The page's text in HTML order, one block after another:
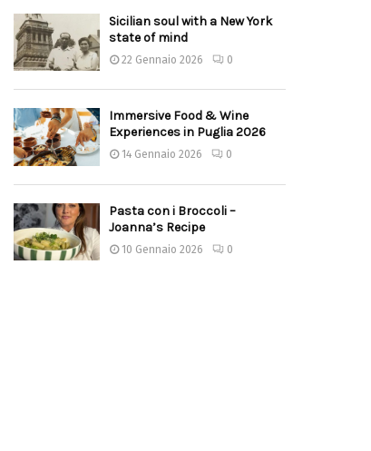
Sicilian soul with a New York
state of mind
22 Gennaio 2026 0
Immersive Food & Wine
Experiences in Puglia 2026
14 Gennaio 2026 0
Pasta con i Broccoli –
Joanna’s Recipe
10 Gennaio 2026 0